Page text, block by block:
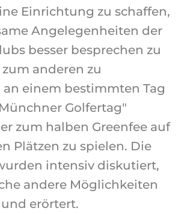
Einrichtung zu schaffen,
Angelegenheiten der
besser besprechen zu
anderen zu
an einem bestimmten Tag
Golfertag"
zum halben Greenfee auf
Plätzen zu spielen. Die
intensiv diskutiert,
andere Möglichkeiten
erörtert.